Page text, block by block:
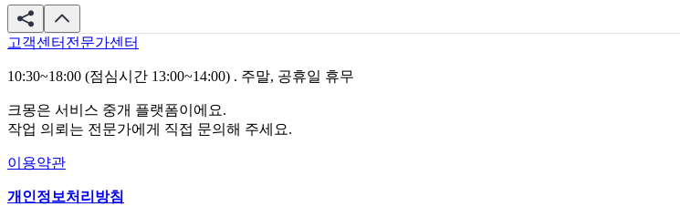
고객센터 전문가센터
10:30~18:00 (점심시간 13:00~14:00) . 주말, 공휴일 휴무
크몽은 서비스 중개 플랫폼이에요.
작업 의뢰는 전문가에게 직접 문의해 주세요.
이용약관
개인정보처리방침